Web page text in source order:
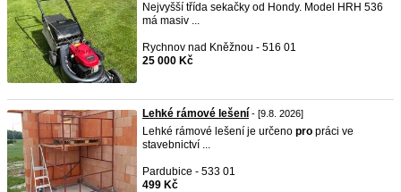
Nejvyšší třída sekačky od Hondy. Model HRH 536
má masiv ...
Rychnov nad Kněžnou - 516 01
25 000 Kč
Lehké rámové lešení - [9.8. 2026]
Lehké rámové lešení je určeno pro práci ve
stavebnictví ...
Pardubice - 533 01
499 Kč